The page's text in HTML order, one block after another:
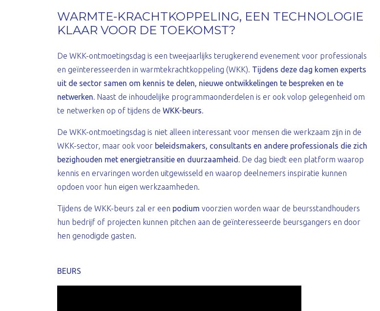
WARMTE-KRACHTKOPPELING, EEN TECHNOLOGIE
KLAAR VOOR DE TOEKOMST?
De WKK-ontmoetingsdag is een tweejaarlijks terugkerend evenement voor professionals
en geïnteresseerden in warmtekrachtkoppeling (WKK). Tijdens deze dag komen experts
uit de sector samen om kennis te delen, nieuwe ontwikkelingen te bespreken en te
netwerken. Naast de inhoudelijke programmaonderdelen is er ook volop gelegenheid om
te netwerken op of tijdens de WKK-beurs.
De WKK-ontmoetingsdag is niet alleen interessant voor mensen die werkzaam zijn in de
WKK-sector, maar ook voor beleidsmakers, consultants en andere professionals die zich
bezighouden met energietransitie en duurzaamheid. De dag biedt een platform waarop
kennis en ervaringen worden uitgewisseld en waarop deelnemers inspiratie kunnen
opdoen voor hun eigen werkzaamheden.
Tijdens de WKK-beurs zal er een podium voorzien worden waar de beursstandhouders
hun bedrijf of projecten kunnen pitchen aan de geïnteresseerde beursgangers en door
hen genodigde gasten.
BEURS